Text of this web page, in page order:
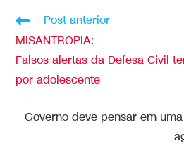
Post anterior
MISANTROPIA:
Falsos alertas da Defesa Civil
por adolescente
Governo deve pensar em